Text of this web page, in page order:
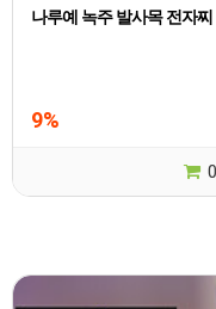
나루예 녹주 발사목 전자
9%
0